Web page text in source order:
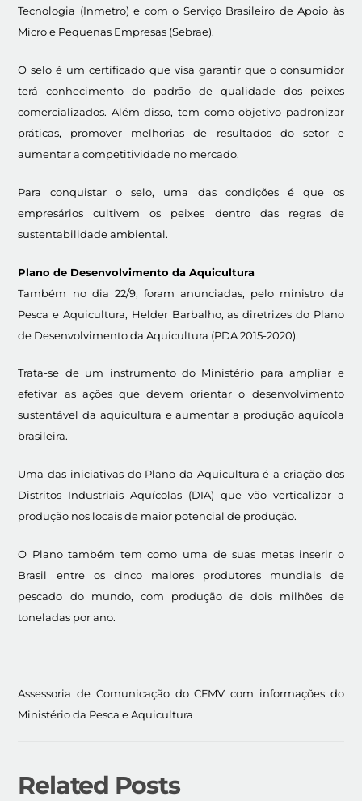
Tecnologia (Inmetro) e com o Serviço Brasileiro de Apoio às
Micro e Pequenas Empresas (Sebrae).
O selo é um certificado que visa garantir que o consumidor
terá conhecimento do padrão de qualidade dos peixes
comercializados. Além disso, tem como objetivo padronizar
práticas, promover melhorias de resultados do setor e
aumentar a competitividade no mercado.
Para conquistar o selo, uma das condições é que os
empresários cultivem os peixes dentro das regras de
sustentabilidade ambiental.
Plano de Desenvolvimento da Aquicultura
Também no dia 22/9, foram anunciadas, pelo ministro da
Pesca e Aquicultura, Helder Barbalho, as diretrizes do Plano
de Desenvolvimento da Aquicultura (PDA 2015-2020).
Trata-se de um instrumento do Ministério para ampliar e
efetivar as ações que devem orientar o desenvolvimento
sustentável da aquicultura e aumentar a produção aquícola
brasileira.
Uma das iniciativas do Plano da Aquicultura é a criação dos
Distritos Industriais Aquícolas (DIA) que vão verticalizar a
produção nos locais de maior potencial de produção.
O Plano também tem como uma de suas metas inserir o
Brasil entre os cinco maiores produtores mundiais de
pescado do mundo, com produção de dois milhões de
toneladas por ano.
Assessoria de Comunicação do CFMV com informações do
Ministério da Pesca e Aquicultura
Related Posts